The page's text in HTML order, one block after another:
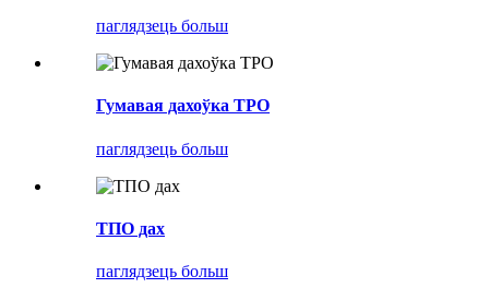
паглядзець больш
Гумавая дахоўка TPO
паглядзець больш
ТПО дах
паглядзець больш